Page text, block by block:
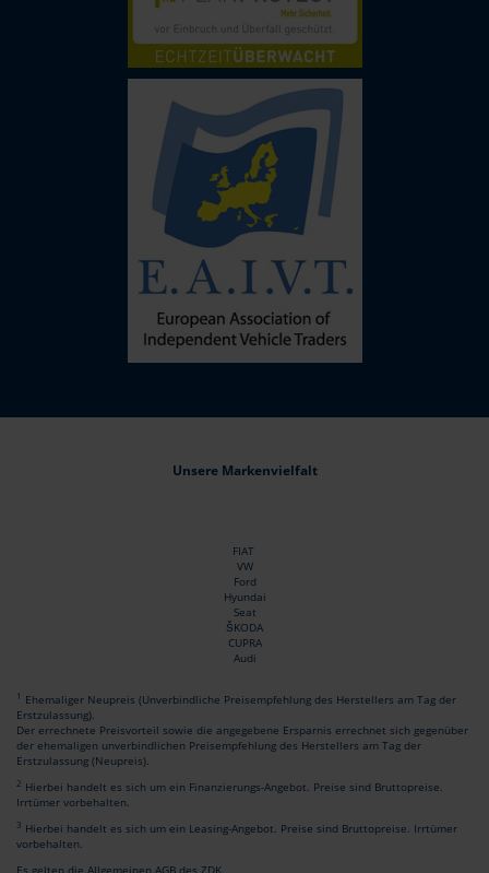
Unsere Markenvielfalt
FIAT
VW
Ford
Hyundai
Seat
ŠKODA
CUPRA
Audi
1 Ehemaliger Neupreis (Unverbindliche Preisempfehlung des Herstellers am Tag der
Erstzulassung).
Der errechnete Preisvorteil sowie die angegebene Ersparnis errechnet sich gegenüber
der ehemaligen unverbindlichen Preisempfehlung des Herstellers am Tag der
Erstzulassung (Neupreis).
2 Hierbei handelt es sich um ein Finanzierungs-Angebot. Preise sind Bruttopreise.
Irrtümer vorbehalten.
3 Hierbei handelt es sich um ein Leasing-Angebot. Preise sind Bruttopreise. Irrtümer
vorbehalten.
Es gelten die Allgemeinen AGB des ZDK.